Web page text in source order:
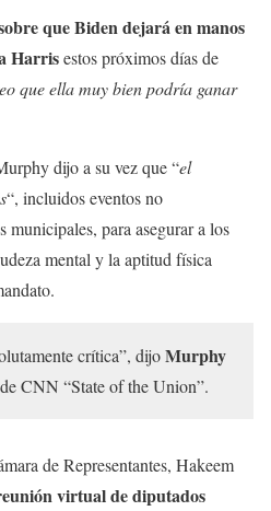
que Biden dejará en manos
Harrisestos próximos días de
que ella muy bien podría ganar
dijo a su vez que “el
“, incluidos eventos no
municipales, para asegurar a los
mental y la aptitud física
crítica”, dijoMurphy
CNN “State of the Union”.
de Representantes, Hakeem
virtual de diputados